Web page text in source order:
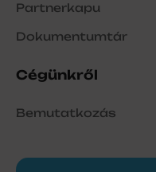
Partnerkapu
Dokumentumtár
Cégünkről
Bemutatkozás